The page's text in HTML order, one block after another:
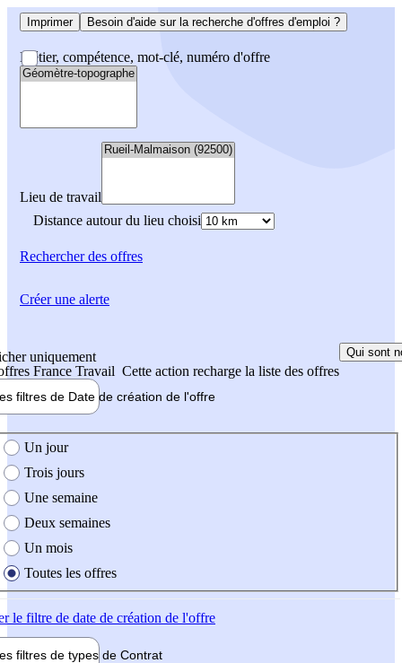
Imprimer Besoin d'aide sur la recherche d'offres d'emploi ?
Métier, compétence, mot-clé, numéro d'offre
Lieu de travail
Distance autour du lieu choisi
Rechercherdes offres
uniquement
France Travail Cette action recharge la liste des offres
Qui sont
filtres de Date de création de l'offre
création de l'offre
Un jour
Trois jours
Une semaine
Deux semaines
Un mois
Toutes les offres
le filtre de date de création de l'offre
filtres de types de Contrat
Créer une alerte